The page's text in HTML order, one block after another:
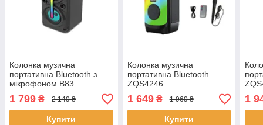
Колонка музична
портативна Bluetooth з
мікрофоном B83
1 799 ₴ 2 149 ₴
Купити
Колонка музична
портативна Bluetooth
ZQS4246
1 649₴ 1 969 ₴
Купити
1